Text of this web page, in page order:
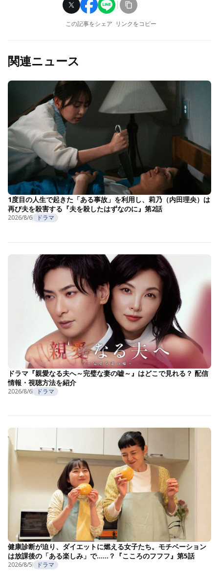
この記事をシェア リンクをコピー
関連ニュース
1度目の人生で起きた「ある事故」を利用し、莉乃（内田理央）は
再び夫を殺害する『夫を殺したはずなのに』第2話
2026/8/6 ドラマ
ドラマ『親愛なる夫へ～完璧な妻の嘘～』はどこで見れる？ 配信
情報・視聴方法を紹介
2026/8/6 ドラマ
健康診断が迫り、ダイエットに燃える女子たち。モチベーション
は放課後の「ある楽しみ」で……？『こころのフフフ』第5話
2026/8/5 ドラマ